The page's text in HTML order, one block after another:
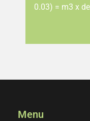
0.03) = m3 x
Menu